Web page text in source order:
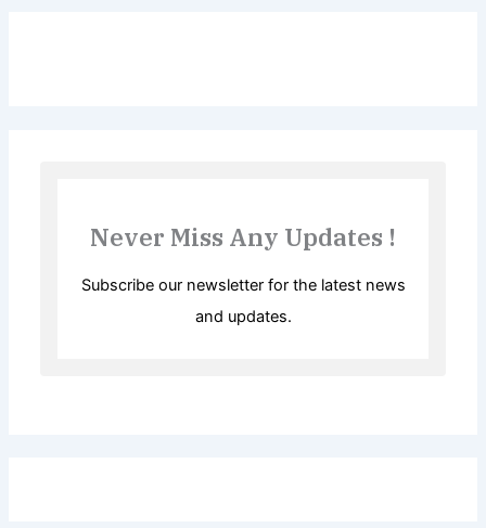
Never Miss Any Updates !
Subscribe our newsletter for the latest news
and updates.